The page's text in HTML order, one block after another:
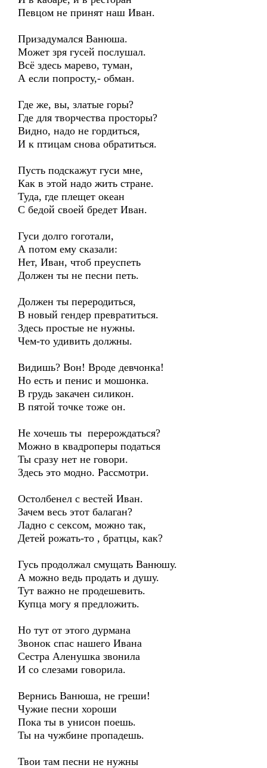
Певцом не принят наш Иван.
Призадумался Ванюша.
Может зря гусей послушал.
Всё здесь марево, туман,
А если попросту,- обман.
Где же, вы, златые горы?
Где для творчества просторы?
Видно, надо не гордиться,
И к птицам снова обратиться.
Пусть подскажут гуси мне,
Как в этой надо жить стране.
Туда, где плещет океан
С бедой своей бредет Иван.
Гуси долго гоготали,
А потом ему сказали:
Нет, Иван, чтоб преуспеть
Должен ты не песни петь.
Должен ты переродиться,
В новый гендер превратиться.
Здесь простые не нужны.
Чем-то удивить должны.
Видишь? Вон! Вроде девчонка!
Но есть и пенис и мошонка.
В грудь закачен силикон.
В пятой точке тоже он.
Не хочешь ты перерождаться?
Можно в квадроперы податься
Ты сразу нет не говори.
Здесь это модно. Рассмотри.
Остолбенел с вестей Иван.
Зачем весь этот балаган?
Ладно с сексом, можно так,
Детей рожать-то , братцы, как?
Гусь продолжал смущать Ванюшу.
А можно ведь продать и душу.
Тут важно не продешевить.
Купца могу я предложить.
Но тут от этого дурмана
Звонок спас нашего Ивана
Сестра Аленушка звонила
И со слезами говорила.
Вернись Ванюша, не греши!
Чужие песни хороши
Пока ты в унисон поешь.
Ты на чужбине пропадешь.
Твои там песни не нужны